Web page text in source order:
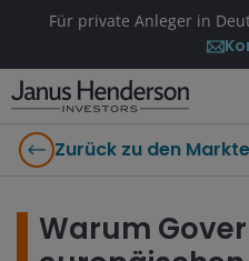
Für private Anleger in
Zurück zu den
Warum